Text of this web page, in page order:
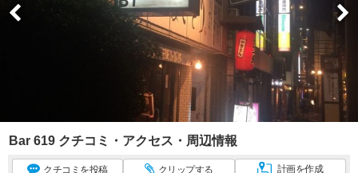
Bar 619 クチコミ・アクセス・周辺情報
クチコミ を投稿 クリップする 計画を作成